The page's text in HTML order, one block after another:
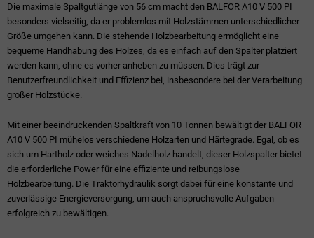
Die maximale Spaltgutlänge von 56 cm macht den BALFOR A10 V 500 PI
besonders vielseitig, da er problemlos mit Holzstämmen unterschiedlicher
Größe umgehen kann. Die stehende Holzbearbeitung ermöglicht eine
bequeme Handhabung des Holzes, da es einfach auf den Spalter platziert
werden kann, ohne es vorher anheben zu müssen. Dies trägt zur
Benutzerfreundlichkeit und Effizienz bei, insbesondere bei der Verarbeitung
großer Holzstücke.
Mit einer beeindruckenden Spaltkraft von 10 Tonnen bewältigt der BALFOR
A10 V 500 PI mühelos verschiedene Holzarten und Härtegrade. Egal, ob es
sich um Hartholz oder weiches Nadelholz handelt, dieser Holzspalter bietet
die erforderliche Power für eine effiziente und reibungslose
Holzbearbeitung. Die Traktorhydraulik sorgt dabei für eine konstante und
zuverlässige Energieversorgung, um auch anspruchsvolle Aufgaben
erfolgreich zu bewältigen.